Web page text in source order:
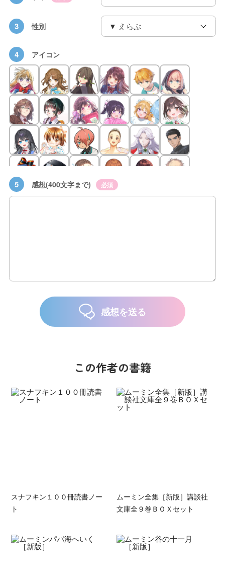
3 性別
4 アイコン
5 感想(400文字まで) 必須
感想を送る
この作者の書籍
スナフキン１００冊読書ノー
ト
ムーミン全集［新版］講談社
文庫全９巻ＢＯＸセット